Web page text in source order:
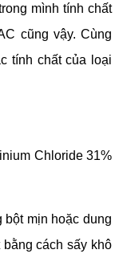
mình tính chất
cũng vậy. Cùng
tính chất của loại
Chloride 31%
mịn hoặc dung
cách sấy khô